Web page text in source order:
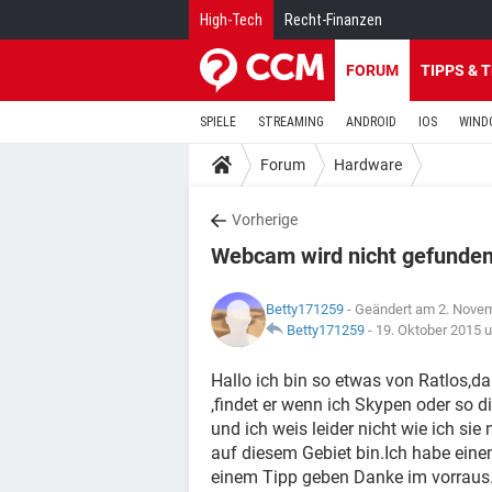
High-Tech Recht-Finanzen
FORUM TIPPS &
SPIELE STREAMING ANDROID IOS
Forum Hardware
Vorherige
Webcam wird nicht
Betty171259 - Geändert am 2.
Betty171259 - 19. Oktober 2015
Hallo ich bin so etwas von
,findet er wenn ich Skypen oder so
und ich weis leider nicht wie ich sie
auf diesem Gebiet bin.Ich habe
einem Tipp geben Danke im